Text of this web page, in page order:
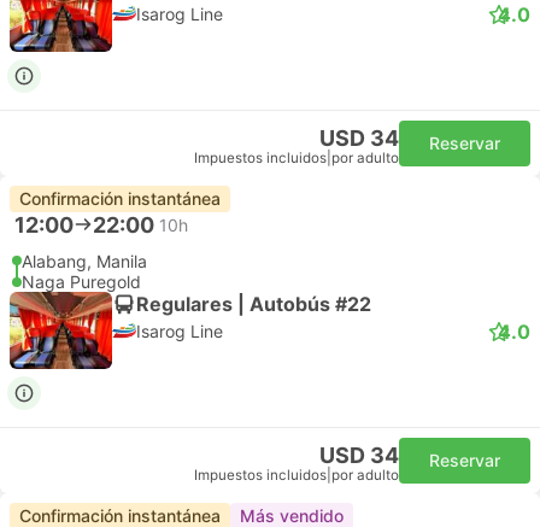
Isarog Line 4.0
USD 34
Impuestos incluidos por adulto
Reservar
Confirmación instantánea
12:00 22:00 10h
Alabang, Manila
Naga Puregold
Regulares | Autobús #22
Isarog Line 4.0
USD 34
Impuestos incluidos por adulto
Reservar
Confirmación instantánea Más vendido